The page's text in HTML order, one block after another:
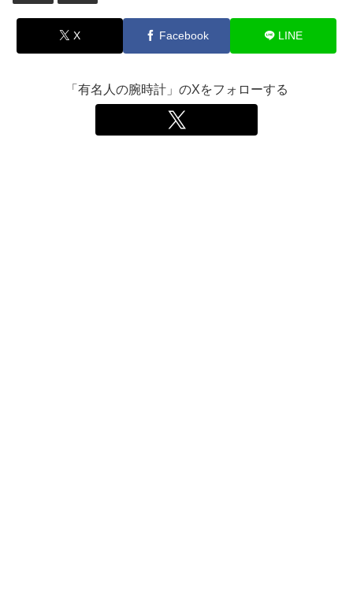
X Facebook LINE
「有名人の腕時計」のXをフォローする